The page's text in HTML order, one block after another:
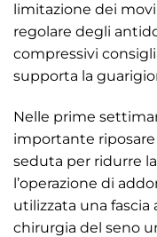
limitazione dei
regolare degli
compressivi
supporta la
Nelle prime
importante
seduta per ridurre
l’operazione di
utilizzata una
chirurgia del seno